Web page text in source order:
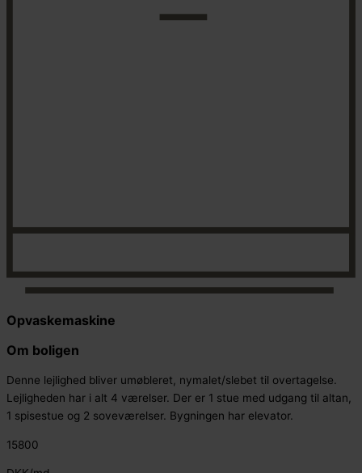
Opvaskemaskine
Om boligen
Denne lejlighed bliver umøbleret, nymalet/slebet til overtagelse.
Lejligheden har i alt 4 værelser. Der er 1 stue med udgang til altan,
1 spisestue og 2 soveværelser. Bygningen har elevator.
15800